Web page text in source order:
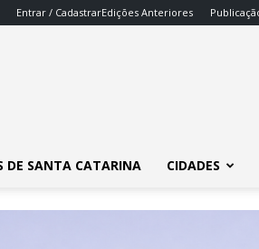
Entrar / CadastrarEdições Anteriores
DE SANTA CATARINA CIDADES